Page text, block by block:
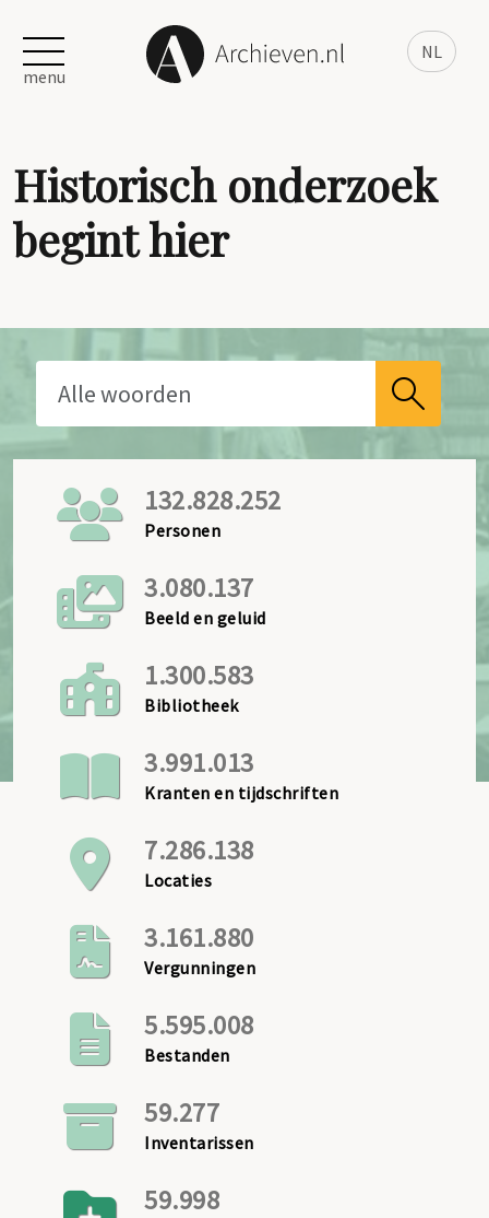
NL
menu
Historisch onderzoek
begint hier
132.828.252
Personen
3.080.137
Beeld en geluid
1.300.583
Bibliotheek
3.991.013
Kranten en tijdschriften
7.286.138
Locaties
3.161.880
Vergunningen
5.595.008
Bestanden
59.277
Inventarissen
59.998